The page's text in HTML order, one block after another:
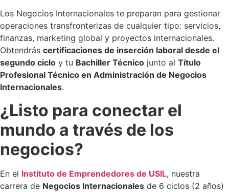
Los Negocios Internacionales te preparan para gestionar
operaciones transfronterizas de cualquier tipo: servicios,
finanzas, marketing global y proyectos internacionales.
Obtendrás certificaciones de inserción laboral desde el
segundo ciclo y tu Bachiller Técnico junto al Título
Profesional Técnico en Administración de Negocios
Internacionales.
¿Listo para conectar el
mundo a través de los
negocios?
En el Instituto de Emprendedores de USIL, nuestra
carrera de Negocios Internacionales de 6 ciclos (2 años)